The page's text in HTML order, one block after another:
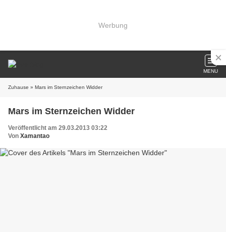
Werbung
MENU
Zuhause » Mars im Sternzeichen Widder
Mars im Sternzeichen Widder
Veröffentlicht am 29.03.2013 03:22
Von Xamantao